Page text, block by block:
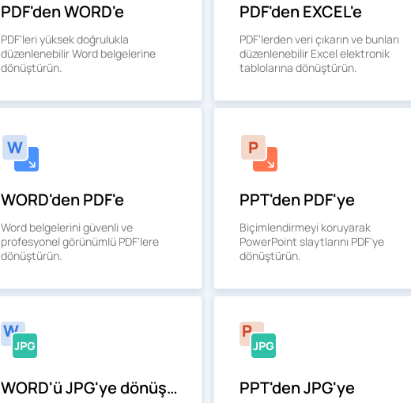
PDF'den WORD'e
PDF'leri yüksek doğrulukla
düzenlenebilir Word belgelerine
dönüştürün.
PDF'den EXCEL'e
PDF'lerden veri çıkarın ve bunları
düzenlenebilir Excel elektronik
tablolarına dönüştürün.
WORD'den PDF'e
Word belgelerini güvenli ve
profesyonel görünümlü PDF'lere
dönüştürün.
PPT'den PDF'ye
Biçimlendirmeyi koruyarak
PowerPoint slaytlarını PDF'ye
dönüştürün.
WORD'ü JPG'ye dönüştür PPT'den JPG'ye